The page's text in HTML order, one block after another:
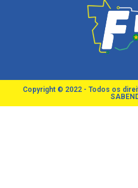
Copyright © 2022 - Todos os